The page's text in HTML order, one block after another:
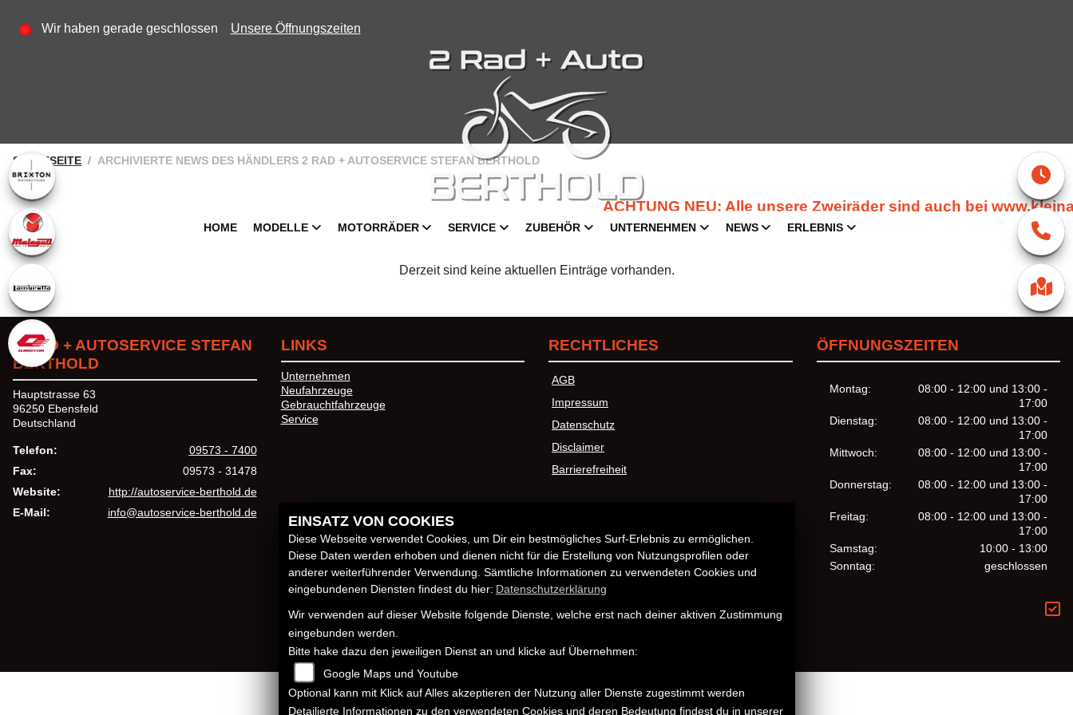
Wir haben gerade geschlossen Unsere Öffnungszeiten
HOME MODELLE MOTORRÄDER SERVICE ZUBEHÖR UNTERNEHMEN NEWS ERLEBNIS
STARTSEITE ARCHIVIERTE NEWS DES HÄNDLERS 2 RAD + AUTOSERVICE STEFAN BERTHOLD
ACHTUNG NEU: Alle unsere Zweiräder sind auch bei
Derzeit sind keine aktuellen Einträge vorhanden.
2 RAD + AUTOSERVICE STEFAN
BERTHOLD
Hauptstrasse 63
96250 Ebensfeld
Deutschland
Telefon:
09573 - 7400
Fax:
09573 - 31478
Website:
http://autoservice-berthold.de
E-Mail:
info@autoservice-berthold.de
LINKS
Unternehmen
Neufahrzeuge
Gebrauchtfahrzeuge
Service
RECHTLICHES
AGB
Impressum
Datenschutz
Disclaimer
Barrierefreiheit
ÖFFNUNGSZEITEN
Montag:
08:00 - 12:00 und 13:00 -
17:00
Dienstag:
08:00 - 12:00 und 13:00 -
17:00
Mittwoch:
08:00 - 12:00 und 13:00 -
17:00
Donnerstag:
08:00 - 12:00 und 13:00 -
17:00
Freitag:
08:00 - 12:00 und 13:00 -
17:00
Samstag:
10:00 - 13:00
Sonntag:
geschlossen
EINSATZ VON COOKIES
Diese Webseite verwendet Cookies, um Dir ein bestmögliches Surf-Erlebnis zu ermöglichen.
Diese Daten werden erhoben und dienen nicht für die Erstellung von Nutzungsprofilen oder
anderer weiterführender Verwendung. Sämtliche Informationen zu verwendeten Cookies und
eingebundenen Diensten findest du hier: Datenschutzerklärung
Wir verwenden auf dieser Website folgende Dienste, welche erst nach deiner aktiven Zustimmung
eingebunden werden.
Bitte hake dazu den jeweiligen Dienst an und klicke auf Übernehmen:
Google Maps und Youtube
Optional kann mit Klick auf Alles akzeptieren der Nutzung aller Dienste zugestimmt werden
Detailierte Informationen zu den verwendeten Cookies und deren Bedeutung findest du in unserer